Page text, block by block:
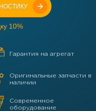
10%
Гарантия на агрегат
Оригинальные запчасти в
наличии
Современное
оборудование